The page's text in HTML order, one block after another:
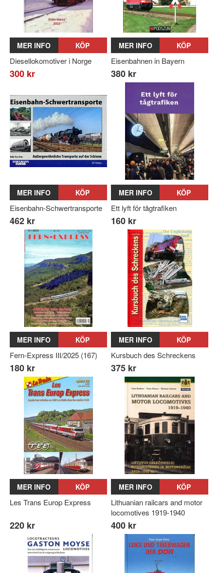
MER INFO KÖP
Diesellokomotiver i Norge
300 kr
MER INFO KÖP
Eisenbahnen in Bayern
380 kr
MER INFO KÖP
Eisenbahn-Schwertransporte
462 kr
MER INFO KÖP
Ett lyft för tågtrafiken
160 kr
MER INFO KÖP
Fern-Express III/2025 (167)
180 kr
MER INFO KÖP
Kursbuch des Schreckens
375 kr
MER INFO KÖP
Les Trans Europ Express
220 kr
MER INFO KÖP
Lithuanian railcars and motor
locomotives 1919-1940
400 kr